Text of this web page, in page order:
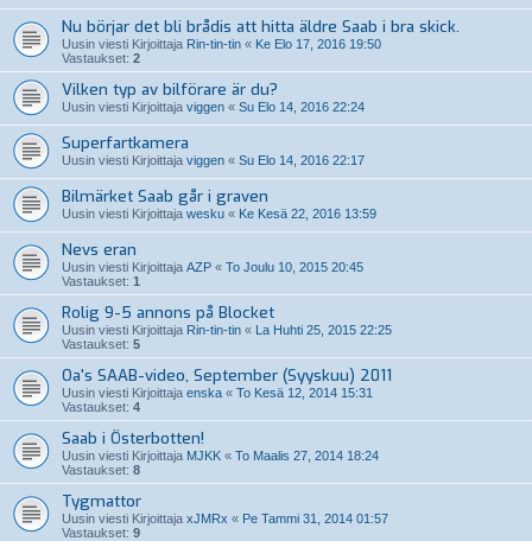
Nu börjar det bli brådis att hitta äldre Saab i bra skick.
Uusin viesti Kirjoittaja Rin-tin-tin « Ke Elo 17, 2016 19:50
Vastaukset: 2
Vilken typ av bilförare är du?
Uusin viesti Kirjoittaja viggen « Su Elo 14, 2016 22:24
Superfartkamera
Uusin viesti Kirjoittaja viggen « Su Elo 14, 2016 22:17
Bilmärket Saab går i graven
Uusin viesti Kirjoittaja wesku « Ke Kesä 22, 2016 13:59
Nevs eran
Uusin viesti Kirjoittaja AZP « To Joulu 10, 2015 20:45
Vastaukset: 1
Rolig 9-5 annons på Blocket
Uusin viesti Kirjoittaja Rin-tin-tin « La Huhti 25, 2015 22:25
Vastaukset: 5
Oa's SAAB-video, September (Syyskuu) 2011
Uusin viesti Kirjoittaja enska « To Kesä 12, 2014 15:31
Vastaukset: 4
Saab i Österbotten!
Uusin viesti Kirjoittaja MJKK « To Maalis 27, 2014 18:24
Vastaukset: 8
Tygmattor
Uusin viesti Kirjoittaja xJMRx « Pe Tammi 31, 2014 01:57
Vastaukset: 9